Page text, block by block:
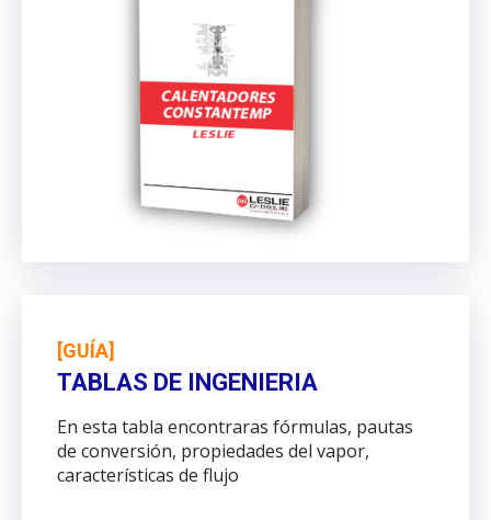
[GUÍA]
TABLAS DE INGENIERIA
En esta tabla encontraras fórmulas, pautas
de conversión, propiedades del vapor,
características de flujo